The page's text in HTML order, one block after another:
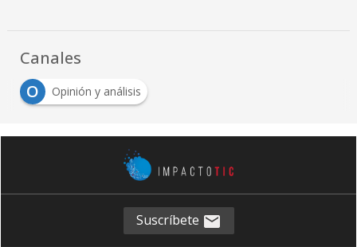
Canales
O
Opinión y análisis
Suscríbete